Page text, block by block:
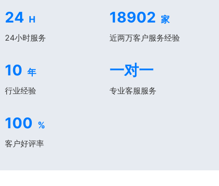
24 H
24小时服务
18902 家
近两万客户服务经验
10 年
行业经验
一对一
专业客服服务
100 %
客户好评率